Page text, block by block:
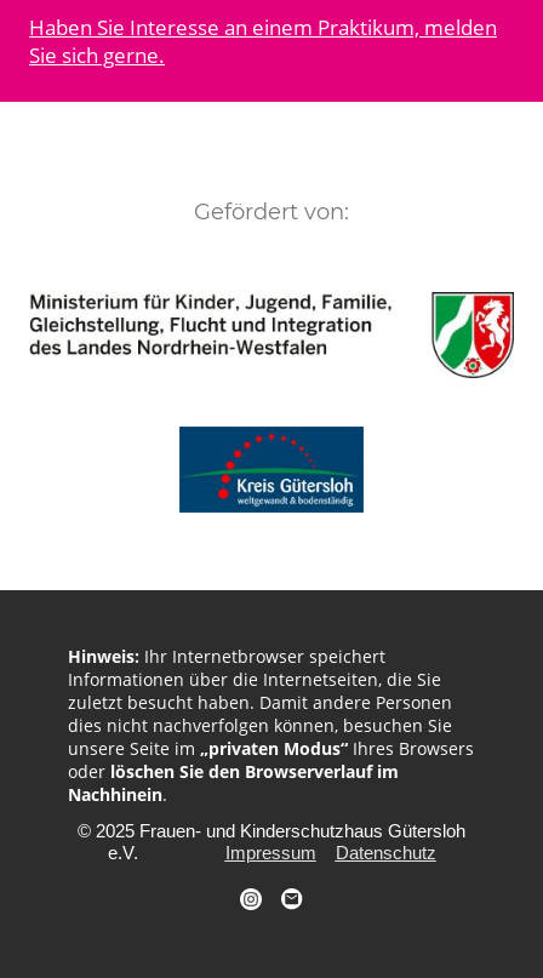
Haben Sie Interesse an einem Praktikum, melden
Sie sich gerne.
Gefördert von:
Hinweis: Ihr Internetbrowser speichert
Informationen über die Internetseiten, die Sie
zuletzt besucht haben. Damit andere Personen
dies nicht nachverfolgen können, besuchen Sie
unsere Seite im „privaten Modus“ Ihres Browsers
oder löschen Sie den Browserverlauf im
Nachhinein.
© 2025 Frauen- und Kinderschutzhaus Gütersloh
e.V. Impressum Datenschutz